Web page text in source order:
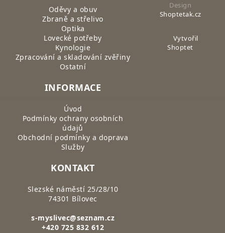
Oděvy a obuv
Zbraně a střelivo
Optika
Lovecké potřeby
Kynologie
Zpracování a skladování zvěřiny
Ostatní
INFORMACE
Úvod
Podmínky ochrany osobních
údajů
Obchodní podmínky a doprava
Služby
KONTAKT
Slezské náměstí 25/28/10
74301 Bílovec
s-myslivec@seznam.cz
+420 725 832 612
Design
Shoptetak.cz
Vytvořil
Shoptet